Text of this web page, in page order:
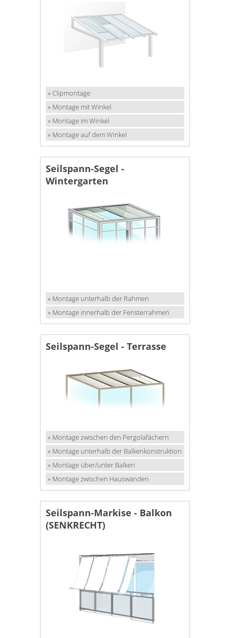
» Clipmontage
» Montage mit Winkel
» Montage im Winkel
» Montage auf dem Winkel
Seilspann-Segel -
Wintergarten
» Montage unterhalb der Rahmen
» Montage innerhalb der Fensterrahmen
Seilspann-Segel - Terrasse
» Montage zwischen den Pergolafächern
» Montage unterhalb der Balkenkonstruktion
» Montage über/unter Balken
» Montage zwischen Hauswänden
Seilspann-Markise - Balkon
(SENKRECHT)